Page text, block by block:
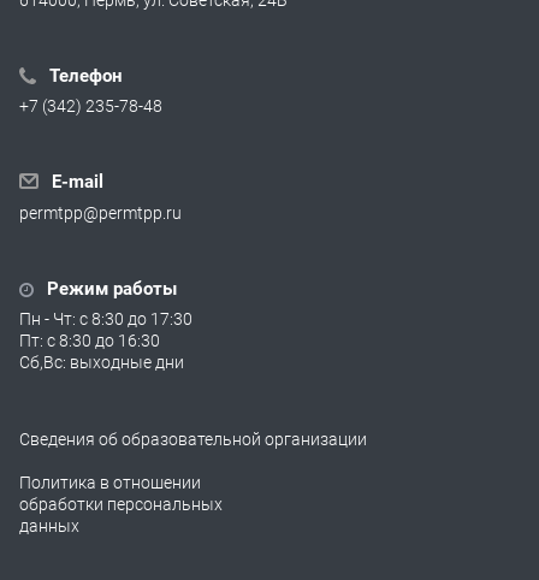
Телефон
+7 (342) 235-78-48
E-mail
permtpp@permtpp.ru
Режим работы
Пн - Чт: с 8:30 до 17:30
Пт: с 8:30 до 16:30
Сб,Вс: выходные дни
Сведения об образовательной организации
Политика в отношении
обработки персональных
данных